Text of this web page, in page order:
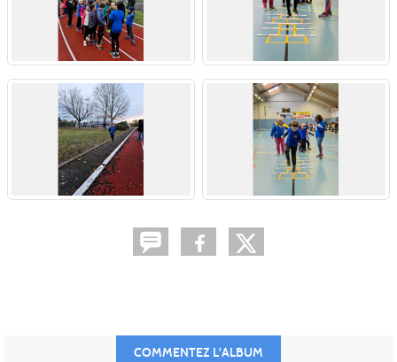
COMMENTEZ L'ALBUM